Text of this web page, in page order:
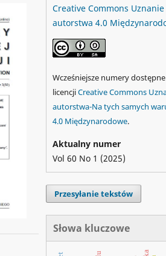
Creative Commons Uznanie
autorstwa 4.0
Wcześniejsze numery
licencjiCreative Commons
autorstwa-Na tych samych
4.0 Międzynarodowe.
Aktualny numer
Vol 60 No 1 (2025)
Przesyłanie tekstów
Słowa kluczowe